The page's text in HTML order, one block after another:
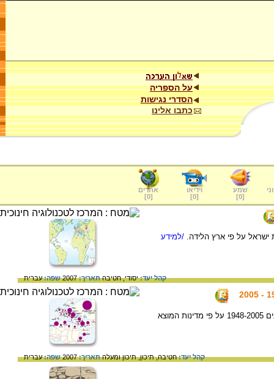
על הספריה
הסדרי נגישות
כתבו אלינו
שמע
[
0
]
וידיאו
[
0
]
אתרים
[
0
]
/למידע
קהל יעד:יסודי,חטיבהתאריך:2007 שפה:עברית
מפה המציגה נתונים של העולים לישראל בשנים 1948-2005 על פי מדינות המוצא
קהל יעד:חטיבה,תיכון,תיכון ומעלהתאריך:2007 שפה:עברית